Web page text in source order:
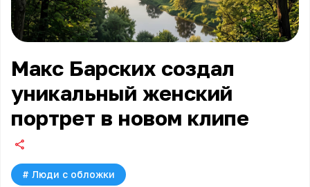
Макс Барских создал
уникальный женский
портрет в новом клипе
# Люди с обложки